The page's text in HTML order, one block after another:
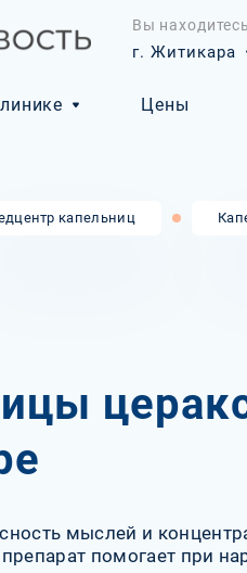
Вы находитесь
г. Житикара
Цены
капельниц
мыслей и
помогает при